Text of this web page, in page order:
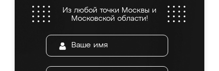
Из любой точки Москвы и
Московской области!